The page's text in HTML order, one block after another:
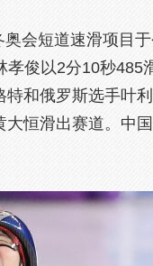
会短道速滑项目于
俊以2分10秒485
和俄罗斯选手叶
恒滑出赛道。中